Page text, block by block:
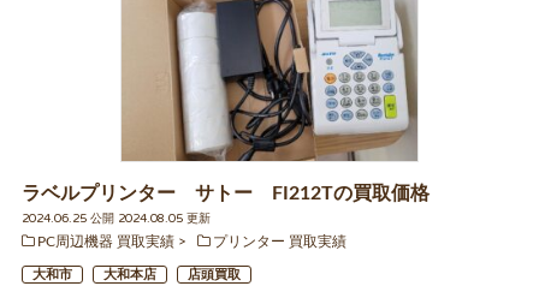
ラベルプリンター サトー FI212Tの買取価格
2024.06.25 公開 2024.08.05 更新
PC周辺機器 買取実績
プリンター 買取実績
大和市 大和本店 店頭買取